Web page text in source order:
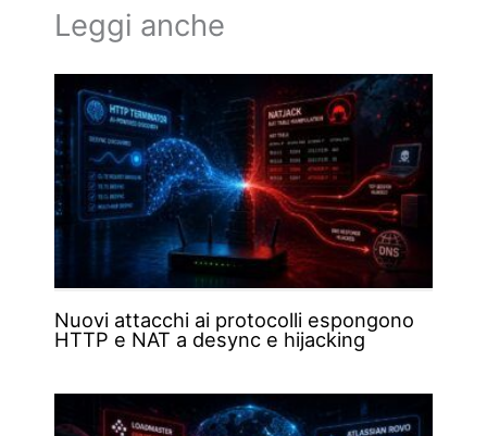
Leggi anche
Nuovi attacchi ai protocolli espongono
HTTP e NAT a desync e hijacking